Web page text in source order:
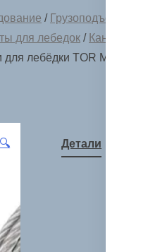
/ Грузоподъемное
для лебедок / Канаты
лебёдки TOR МТМ
🔍 Детали